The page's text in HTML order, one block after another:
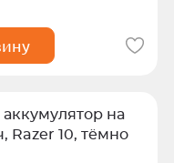
на
Razer 10, тёмно